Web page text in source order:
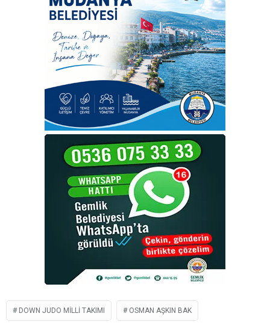
DOWN JUDO MILLI TAKIMI OSMAN AŞKIN BAK